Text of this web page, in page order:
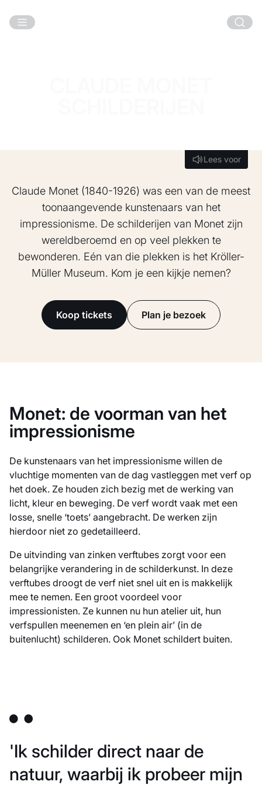
Lees voor
Lees voor
Claude Monet (1840-1926) was een van de meest
toonaangevende kunstenaars van het
impressionisme. De schilderijen van Monet zijn
wereldberoemd en op veel plekken te
bewonderen. Eén van die plekken is het Kröller-
Müller Museum. Kom je een kijkje nemen?
Koop tickets Plan je bezoek
Monet: de voorman van het
impressionisme
De kunstenaars van het impressionisme willen de
vluchtige momenten van de dag vastleggen met verf op
het doek. Ze houden zich bezig met de werking van
licht, kleur en beweging. De verf wordt vaak met een
losse, snelle ‘toets’ aangebracht. De werken zijn
hierdoor niet zo gedetailleerd.
De uitvinding van zinken verftubes zorgt voor een
belangrijke verandering in de schilderkunst. In deze
verftubes droogt de verf niet snel uit en is makkelijk
mee te nemen. Een groot voordeel voor
impressionisten. Ze kunnen nu hun atelier uit, hun
verfspullen meenemen en ‘en plein air’ (in de
buitenlucht) schilderen. Ook Monet schildert buiten.
'Ik schilder direct naar de
natuur, waarbij ik probeer mijn